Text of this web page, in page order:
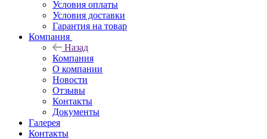
Условия оплаты
Условия доставки
Гарантия на товар
Компания
Назад
Компания
О компании
Новости
Отзывы
Контакты
Документы
Галерея
Контакты